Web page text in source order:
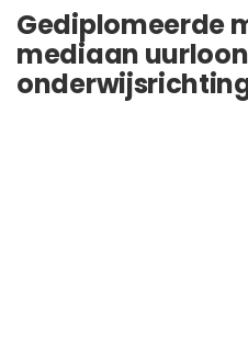
Gediplomeerde
mediaan